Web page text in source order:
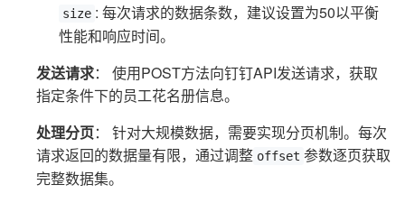
size : 每次请求的数据条数，建议设置为50以平衡
性能和响应时间。
发送请求： 使用POST方法向钉钉API发送请求，获取
指定条件下的员工花名册信息。
处理分页： 针对大规模数据，需要实现分页机制。每次
请求返回的数据量有限，通过调整 offset 参数逐页获取
完整数据集。